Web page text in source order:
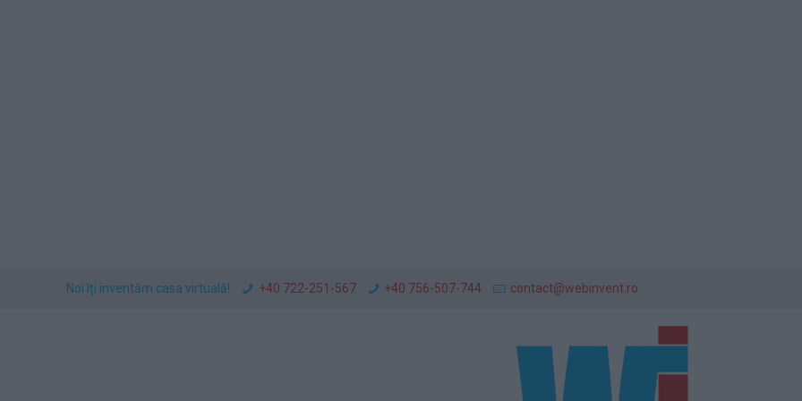
Noi îți inventăm casa virtuală! +40 722-251-567 +40 756-507-744 contact@webinvent.ro